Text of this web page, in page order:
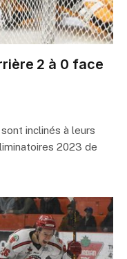
2 à 0 face
inclinés à leurs
2023 de